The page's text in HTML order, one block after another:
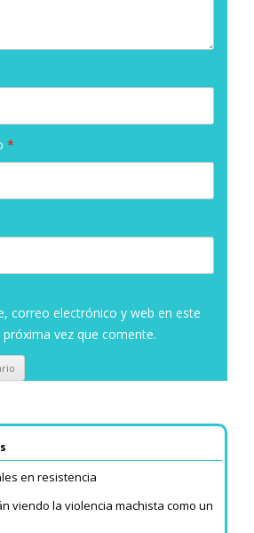
*
correo electrónico y web en este
vez que comente.
en resistencia
viendo la violencia machista como un